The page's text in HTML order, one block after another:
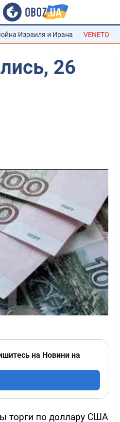
Израиля и Ирана VENETO
26
на Новини на
торги по доллару США